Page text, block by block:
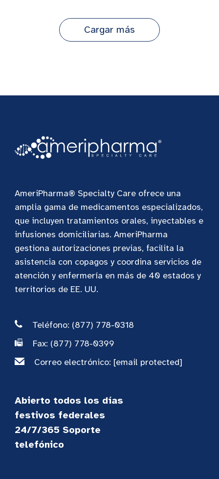
Cargar más
AmeriPharma® Specialty Care ofrece una
amplia gama de medicamentos especializados,
que incluyen tratamientos orales, inyectables e
infusiones domiciliarias. AmeriPharma
gestiona autorizaciones previas, facilita la
asistencia con copagos y coordina servicios de
atención y enfermería en más de 40 estados y
territorios de EE. UU.
Teléfono: (877) 778-0318
Fax: (877) 778-0399
Correo electrónico: [email protected]
Abierto todos los días
festivos federales
24/7/365 Soporte
telefónico